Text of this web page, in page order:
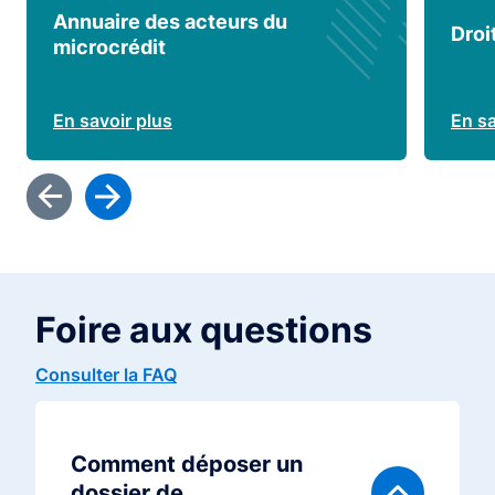
Annuaire des acteurs du
microcrédit
En savoir plus En
Foire aux questions
Consulter la FAQ
Comment déposer un